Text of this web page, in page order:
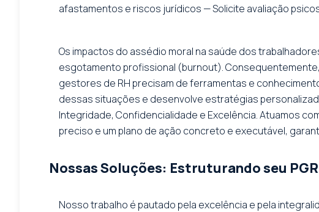
afastamentos e riscos jurídicos — Solicite avaliação
Os impactos do assédio moral na saúde dos
esgotamento profissional (burnout).
gestores de RH precisam de ferramentas e
dessas situações e desenvolve estratégias
Integridade, Confidencialidade e Excelência. Atuamos
preciso e um plano de ação concreto e executável,
Nossas Soluções: Estruturando seu
Nosso trabalho é pautado pela excelência e pela